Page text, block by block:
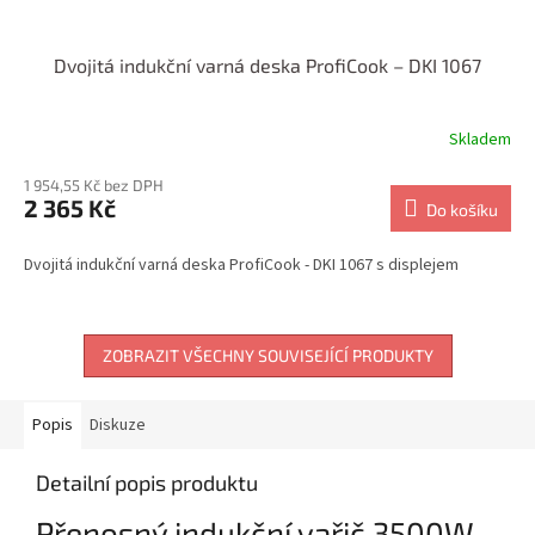
Dvojitá indukční varná deska ProfiCook – DKI 1067
Skladem
1 954,55 Kč bez DPH
2 365 Kč Do košíku
Dvojitá indukční varná deska ProfiCook - DKI 1067 s displejem
ZOBRAZIT VŠECHNY SOUVISEJÍCÍ PRODUKTY
Popis Diskuze
Detailní popis produktu